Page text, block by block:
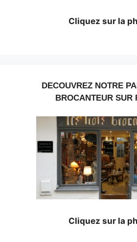
Cliquez sur la
DECOUVREZ NOTRE
BROCANTEUR SUR
Cliquez sur la